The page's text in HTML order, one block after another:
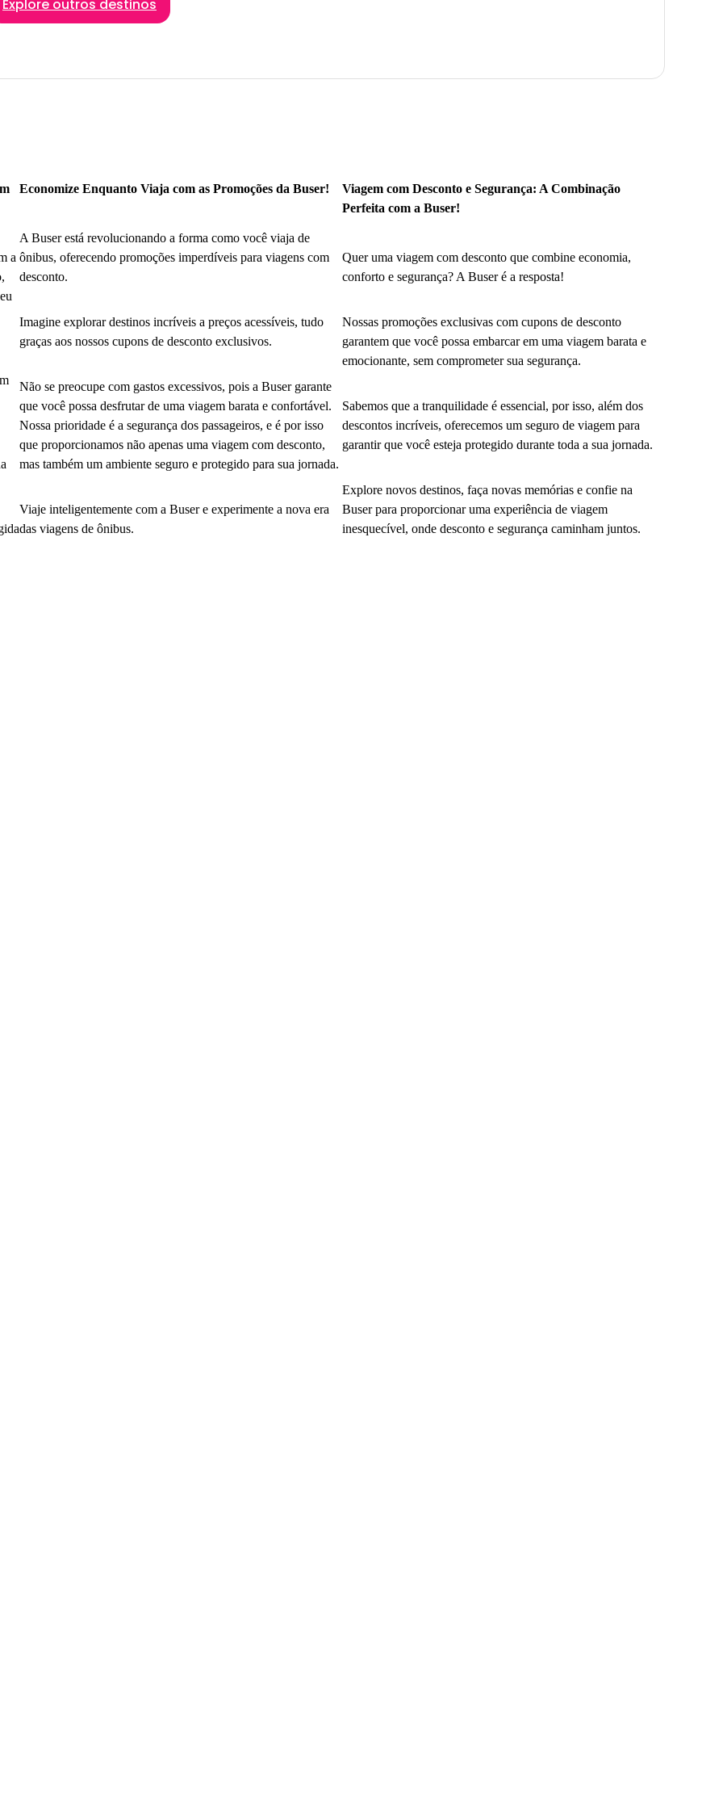
Explore outros destinos
a
Economize Enquanto Viaja com as Promoções da Buser!
A Buser está revolucionando a forma como você viaja de
ônibus, oferecendo promoções imperdíveis para viagens com
desconto.
Imagine explorar destinos incríveis a preços acessíveis, tudo
graças aos nossos cupons de desconto exclusivos.
Não se preocupe com gastos excessivos, pois a Buser garante
que você possa desfrutar de uma viagem barata e confortável.
Nossa prioridade é a segurança dos passageiros, e é por isso
que proporcionamos não apenas uma viagem com desconto,
mas também um ambiente seguro e protegido para sua jornada.
Viaje inteligentemente com a Buser e experimente a nova era
das viagens de ônibus.
Viagem com Desconto e Segurança: A Combinação
Perfeita com a Buser!
Quer uma viagem com desconto que combine economia,
conforto e segurança? A Buser é a resposta!
Nossas promoções exclusivas com cupons de desconto
garantem que você possa embarcar em uma viagem barata e
emocionante, sem comprometer sua segurança.
Sabemos que a tranquilidade é essencial, por isso, além dos
descontos incríveis, oferecemos um seguro de viagem para
garantir que você esteja protegido durante toda a sua jornada.
Explore novos destinos, faça novas memórias e confie na
Buser para proporcionar uma experiência de viagem
inesquecível, onde desconto e segurança caminham juntos.